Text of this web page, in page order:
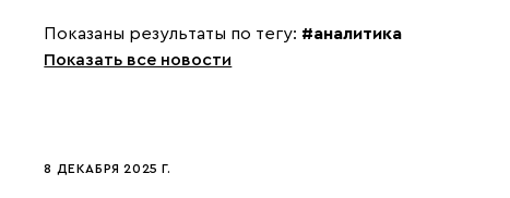
Показаны результаты по тегу: #аналитика
Показать все новости
8 ДЕКАБРЯ 2025 Г.